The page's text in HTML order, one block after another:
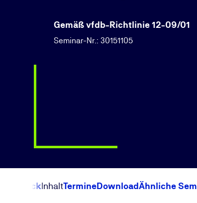
Gemäß vfdb-Richtlinie 12-09/01
Seminar-Nr.: 30151105
ÜberblickInhaltTermineDownloadÄhnliche